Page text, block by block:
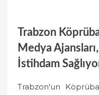
Trabzon
Medya
İstihdam
Trabzon'un